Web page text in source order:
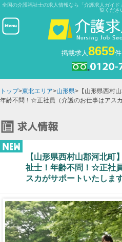
全国の介護福祉士の求人情報なら「介護求人ガイ
覧くださ
掲載求人8659
トップ>東北エリア>山形県>【山形県西村
年齢不問！☆正社員（介護のお仕事はアス
【山形県西村山郡河北町
祉士！年齢不問！☆正社
スカがサポートいたしま